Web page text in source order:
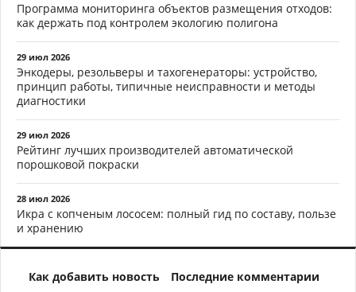
Программа мониторинга объектов размещения отходов:
как держать под контролем экологию полигона
29 июл 2026
Энкодеры, резольверы и тахогенераторы: устройство,
принцип работы, типичные неисправности и методы
диагностики
29 июл 2026
Рейтинг лучших производителей автоматической
порошковой покраски
28 июл 2026
Икра с копченым лососем: полный гид по составу, пользе
и хранению
Как добавить новость Последние комментарии